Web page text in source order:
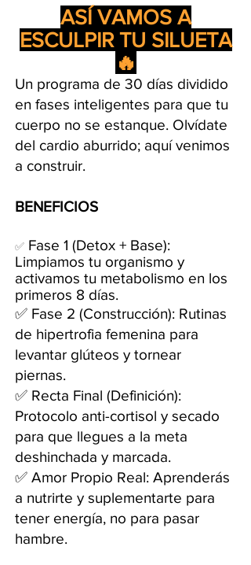
ASÍ VAMOS A
ESCULPIR TU SILUETA
🔥
Un programa de 30 días dividido
en fases inteligentes para que tu
cuerpo no se estanque. Olvídate
del cardio aburrido; aquí venimos
a construir.
BENEFICIOS
✅ Fase 1 (Detox + Base):
Limpiamos tu organismo y
activamos tu metabolismo en los
primeros 8 días.
✅ Fase 2 (Construcción): Rutinas
de hipertrofia femenina para
levantar glúteos y tornear
piernas.
✅ Recta Final (Definición):
Protocolo anti-cortisol y secado
para que llegues a la meta
deshinchada y marcada.
✅ Amor Propio Real: Aprenderás
a nutrirte y suplementarte para
tener energía, no para pasar
hambre.